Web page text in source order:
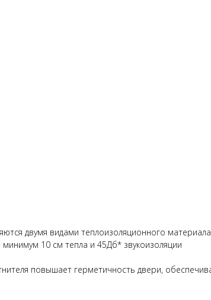
двумя видами теплоизоляционного
10 см тепла и 45Дб* звукоизоляции
повышает герметичность двери,